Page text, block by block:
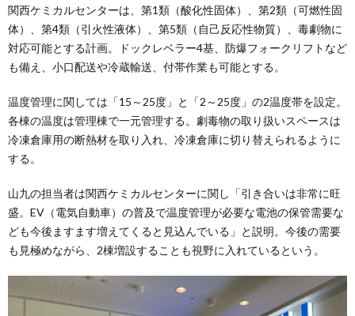
関西ケミカルセンターは、第1類（酸化性固体）、第2類（可燃性固
体）、第4類（引火性液体）、第5類（自己反応性物質）、毒劇物に
対応可能とする計画。ドックレベラー4基、防爆フォークリフトなど
も備え、小口配送や冷蔵輸送、付帯作業も可能とする。
温度管理に関しては「15～25度」と「2～25度」の2温度帯を設定。
各棟の温度は管理棟で一元管理する。劇毒物の取り扱いスペースは
冷凍倉庫用の断熱材を取り入れ、冷凍倉庫に切り替えられるように
する。
山九の担当者は関西ケミカルセンターに関し「引き合いは非常に旺
盛。EV（電気自動車）の普及で温度管理が必要な電池の保管需要な
ども今後ますます増えてくると見込んでいる」と説明。今後の需要
も見極めながら、2棟増設することも視野に入れているという。